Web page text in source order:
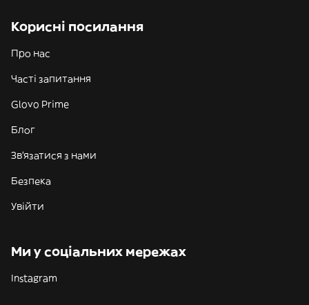
Корисні посилання
Про нас
Часті запитання
Glovo Prime
Блог
Зв'язатися з нами
Безпека
Увійти
Ми у соціальних мережах
Instagram